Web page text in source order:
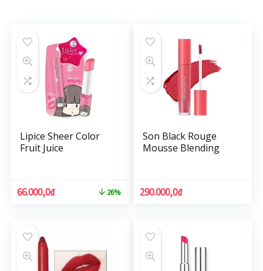
Lipice Sheer Color
Fruit Juice
66.000,0₫ 26%
Son Black Rouge
Mousse Blending
290.000,0₫